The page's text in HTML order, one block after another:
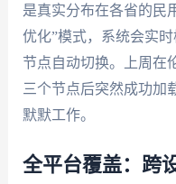
是真实分布在各省的民
优化”模式，系统会实
节点自动切换。上周在
三个节点后突然成功加
默默工作。
全平台覆盖：跨